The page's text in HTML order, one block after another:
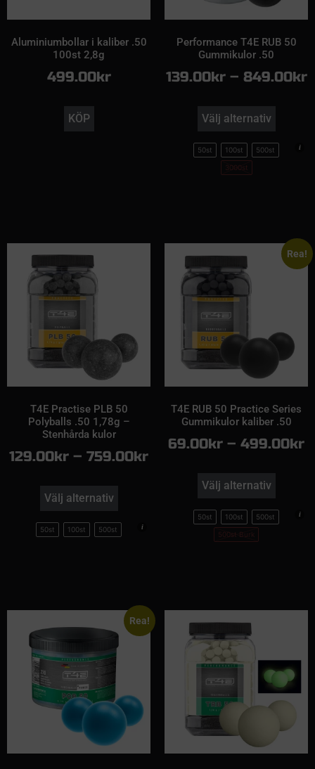
Aluminiumbollar i kaliber .50
100st 2,8g
499.00kr
KÖP
Performance T4E RUB 50
Gummikulor .50
139.00kr – 849.00kr
Välj alternativ
50st 100st 500st
3000st
T4E Practise PLB 50
Polyballs .50 1,78g –
Stenhårda kulor
129.00kr – 759.00kr
Välj alternativ
50st 100st 500st
Rea!
T4E RUB 50 Practice Series
Gummikulor kaliber .50
69.00kr – 499.00kr
Välj alternativ
50st 100st 500st
500st Burk
Rea!